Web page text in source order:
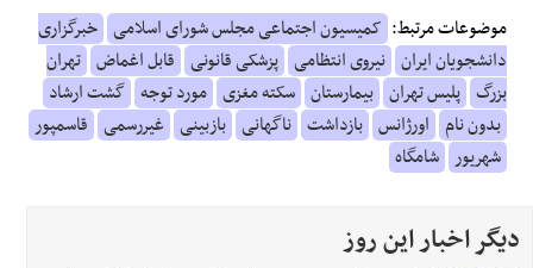
موضوعات مرتبط: کمیسیون اجتماعی مجلس شورای اسلامی خبرگزاری
دانشجویان ایران نیروی انتظامی پزشکی قانونی قابل اغماض تهران
بزرگ پلیس تهران بیمارستان سکته مغزی مورد توجه گشت ارشاد
بدون نام اورژانس بازداشت ناگهانی بازبینی غیررسمی قاسمپور
شهریور شامگاه
دیگر اخبار این روز